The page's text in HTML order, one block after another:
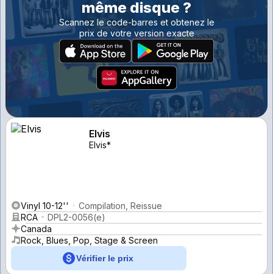
même disque ?
Scannez le code-barres et obtenez le
prix de votre version exacte
Elvis
Elvis*
Vinyl 10-12''
Compilation, Reissue
RCA
DPL2-0056(e)
Canada
Rock, Blues, Pop, Stage & Screen
Vérifier le prix